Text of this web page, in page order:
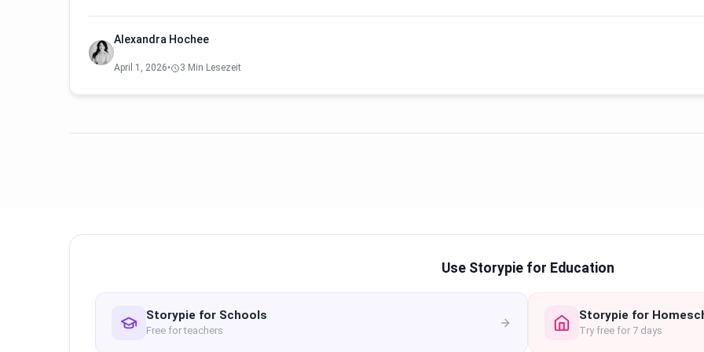
Alexandra Hochee
April 1, 2026• 3 Min Lesezeit
Use Storypie for Education
Storypie for Schools
Free for teachers
Storypie for
Try free for 7 days